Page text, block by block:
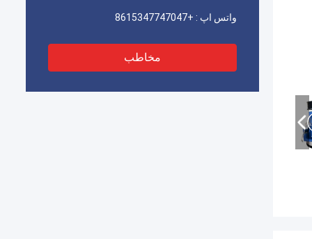
واتس اپ : +8615347747047
مخاطب